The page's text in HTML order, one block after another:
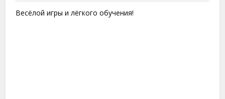
Весёлой игры и лёгкого обучения!